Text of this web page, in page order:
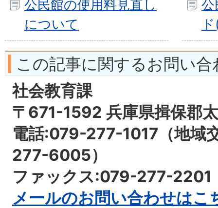
公民館の使用料見直し
について
公
この記事に関するお問い合
社会教育課
〒671-1592 兵庫県揖保郡
電話:079-277-1017（地域
277-6005）
ファックス:079-277-2201
メールのお問い合わせはこ